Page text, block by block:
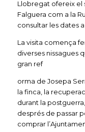
Llobregat ofereix el
Falguera com a la
consultar les dates
La visita comença
diverses nissagues
gran ref
orma de Josepa
la finca, la
durant la
després de passar
comprar